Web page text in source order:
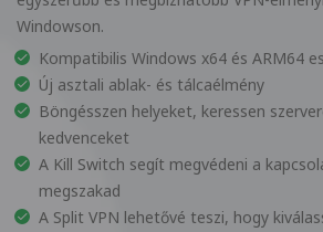
Windowson.
Kompatibilis Windows x64 és ARM64
Új asztali ablak- és tálcaélmény
Böngésszen helyeket, keressen
kedvenceket
A Kill Switch segít megvédeni a
megszakad
A Split VPN lehetővé teszi, hogy